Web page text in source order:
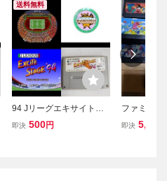
送料無料
94 Jリーグエキサイトス
テージ スーパーファミコ
即決 500円
ファミコン
売り
即決 5,000